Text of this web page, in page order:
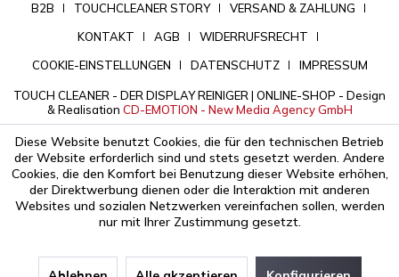
CD-EMOTION
B2B TOUCHCLEANER STORY
VERSAND & ZAHLUNG
KONTAKT
AGB
WIDERRUFSRECHT
COOKIE-EINSTELLUNGEN
DATENSCHUTZ IMPRESSUM
TOUCH CLEANER - DER DISPLAY REINIGER | ONLINE-SHOP - Design
& Realisation CD-EMOTION - New Media Agency GmbH
Diese Website benutzt Cookies, die für den technischen Betrieb
der Website erforderlich sind und stets gesetzt werden. Andere
Cookies, die den Komfort bei Benutzung dieser Website erhöhen,
der Direktwerbung dienen oder die Interaktion mit anderen
Websites und sozialen Netzwerken vereinfachen sollen, werden
nur mit Ihrer Zustimmung gesetzt.